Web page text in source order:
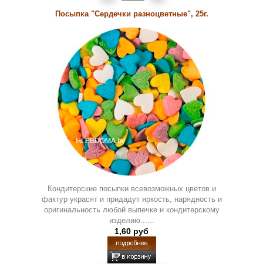
Посыпка "Сердечки разноцветные", 25г.
Кондитерские посыпки всевозможных цветов и
фактур украсят и придадут яркость, нарядность и
оригинальность любой выпечке и кондитерскому
изделию......
1,60 руб